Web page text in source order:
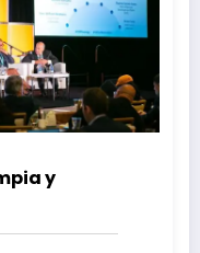
y